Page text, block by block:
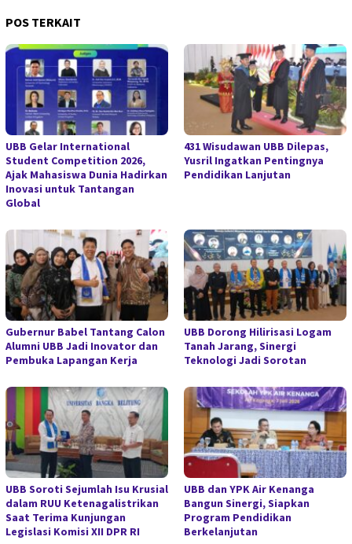
POS TERKAIT
UBB Gelar International
Student Competition 2026,
Ajak Mahasiswa Dunia Hadirkan
Inovasi untuk Tantangan
Global
431 Wisudawan UBB Dilepas,
Yusril Ingatkan Pentingnya
Pendidikan Lanjutan
Gubernur Babel Tantang Calon
Alumni UBB Jadi Inovator dan
Pembuka Lapangan Kerja
UBB Dorong Hilirisasi Logam
Tanah Jarang, Sinergi
Teknologi Jadi Sorotan
UBB Soroti Sejumlah Isu Krusial
dalam RUU Ketenagalistrikan
Saat Terima Kunjungan
Legislasi Komisi XII DPR RI
UBB dan YPK Air Kenanga
Bangun Sinergi, Siapkan
Program Pendidikan
Berkelanjutan